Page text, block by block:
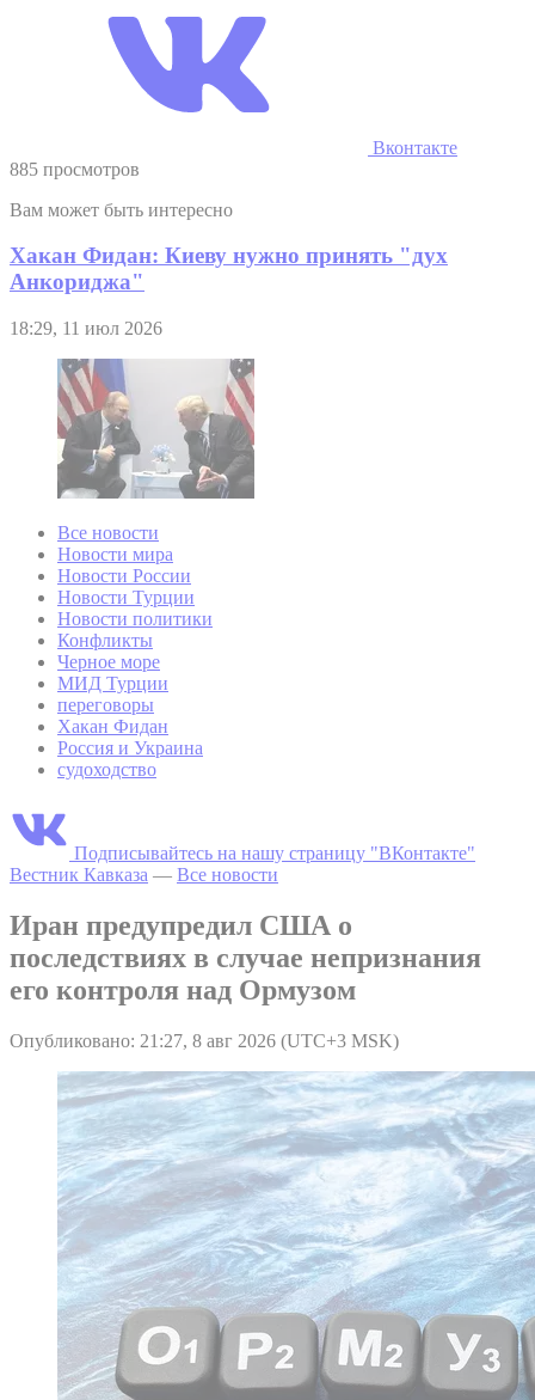
Вконтакте
885 просмотров
Вам может быть интересно
Хакан Фидан: Киеву нужно принять "дух
Анкориджа"
18:29, 11 июл 2026
Все новости
Новости мира
Новости России
Новости Турции
Новости политики
Конфликты
Черное море
МИД Турции
переговоры
Хакан Фидан
Россия и Украина
судоходство
Подписывайтесь на нашу страницу "ВКонтакте"
Вестник Кавказа — Все новости
Иран предупредил США о
последствиях в случае непризнания
его контроля над Ормузом
Опубликовано: 21:27, 8 авг 2026 (UTC+3 MSK)